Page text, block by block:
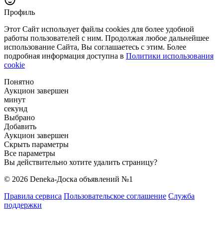
Профиль
Этот Сайт использует файлы cookies для более удобной
работы пользователей с ним. Продолжая любое дальнейшее
использование Сайта, Вы соглашаетесь с этим. Более
подробная информация доступна в Политики использования
cookie
Понятно
Аукцион завершен
минут
секунд
Выбрано
Добавить
Аукцион завершен
Скрыть параметры
Все параметры
Вы действительно хотите удалить страницу?
© 2026 Deneka-Доска объявлений №1
Правила сервиса Пользовательское соглашение Служба
поддержки